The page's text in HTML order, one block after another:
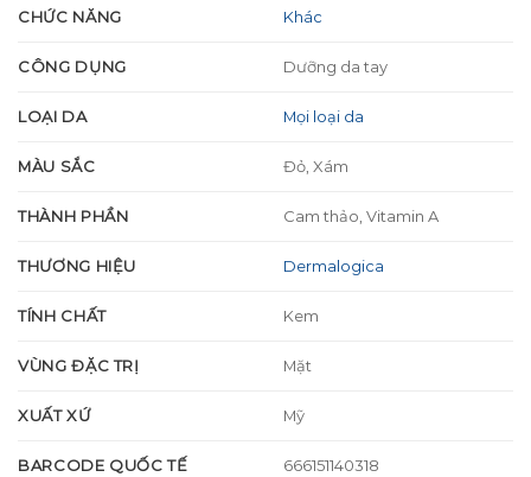
CHỨC NĂNG Khác
CÔNG DỤNG Dưỡng da tay
LOẠI DA Mọi loại da
MÀU SẮC Đỏ, Xám
THÀNH PHẦN Cam thảo, Vitamin A
THƯƠNG HIỆU Dermalogica
TÍNH CHẤT Kem
VÙNG ĐẶC TRỊ Mặt
XUẤT XỨ Mỹ
BARCODE QUỐC TẾ 666151140318